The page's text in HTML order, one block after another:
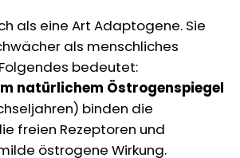
als eine Art Adaptogene. Sie
als menschliches
bedeutet:
natürlichem Östrogenspiegel
binden die
freien Rezeptoren und
östrogene Wirkung.